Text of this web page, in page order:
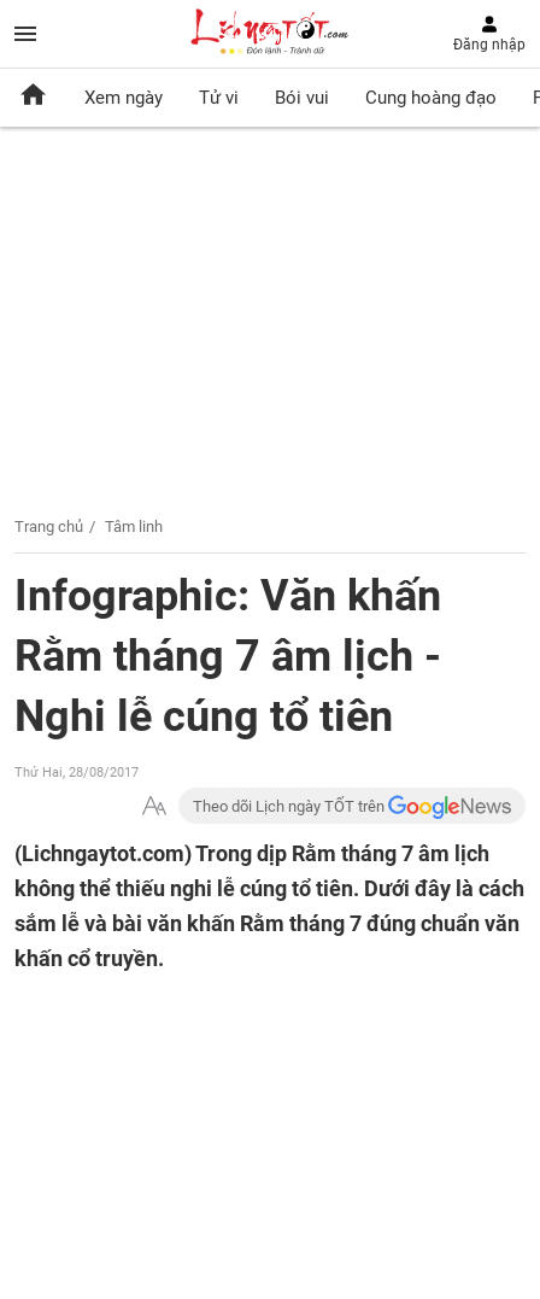
Đăng nhập
Xem ngày Tử vi Bói vui Cung hoàng đạo
Trang chủ Tâm linh
Infographic: Văn khấn
Rằm tháng 7 âm lịch -
Nghi lễ cúng tổ tiên
Thứ Hai, 28/08/2017
Theo dõi Lịch ngày TỐT trên
(Lichngaytot.com)Trong dịp Rằm tháng 7 âm lịch
không thể thiếu nghi lễ cúng tổ tiên. Dưới đây là cách
sắm lễ và bài văn khấn Rằm tháng 7 đúng chuẩn văn
khấn cổ truyền.